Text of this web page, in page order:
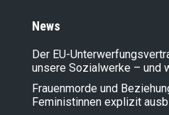
News
Der EU-
unsere Sozialwerke – und
Frauenmorde und
Feministinnen explizit